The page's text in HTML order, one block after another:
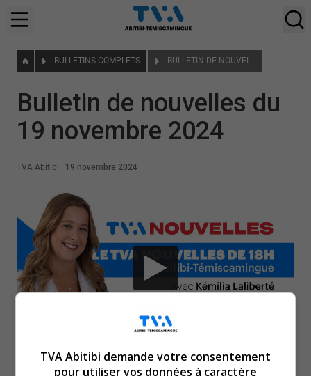
BULLETINS COMPLETS BULLETIN DE NOUVELLES DU 19 NOVEMBRE 2024
Bulletin de nouvelles du
19 novembre 2024
TVA Abitibi 19 novembre 2024
Voici l’actualité de l’Abitibi-Témiscamingue.
TVA Abitibi demande votre consentement
pour utiliser vos données à caractère